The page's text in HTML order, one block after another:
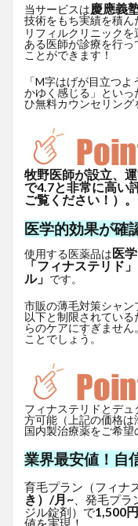
当サービスは慶應義
技術をもち実績を積
リフィルクリニックを
ある医師が診療を行
ことができます！
「M字はげが目立つ
かゆく感じる」とい
ひ無料カウンセリング
牧野医師が設立、
で4.7と非常に高い
ご覧ください！）。
医学的効果が確
使用する医薬品は医
「フィナステリド
ル」 です。
市販の薄毛対策シャ
以下と制限されてい
らのケアにすぎませ
ことでしょう。
フィナステリドとデ
方可能（上記の価格は
国内製治療薬をご希望
業界最安値！自
育毛プラン（フィナ
き）/月~ 、発毛プ
ジル錠剤）で1,500
値を実現！